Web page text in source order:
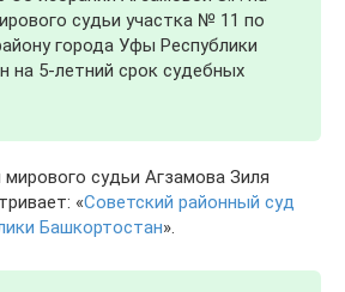
судьи участка № 11 по
города Уфы Республики
на 5-летний срок судебных
судьи Агзамова Зиля
«Советский районный суд
Башкортостан».